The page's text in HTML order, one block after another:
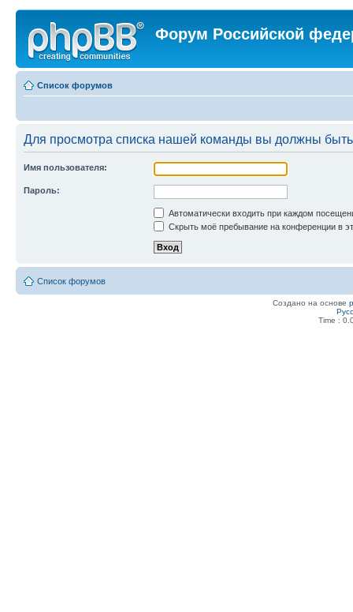
Форум Российской
Список форумов
Для просмотра списка нашей команды вы должны
Имя пользователя:
Пароль:
Автоматически входить при каждом
Скрыть моё пребывание на конференции в
Список форумов
Создано на основе
Time :